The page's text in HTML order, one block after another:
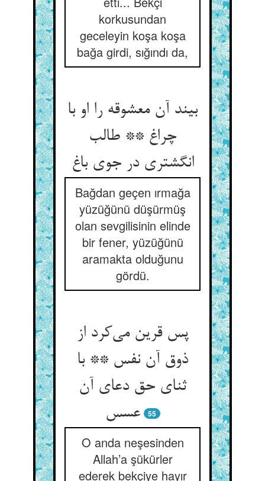
korkusundan
geceleyin koşa koşa
bağa girdi, sığındı da,
بیند آن معشوقه را او با
چراغ ** طالب
انگشتری در جوی باغ
Bağdan geçen ırmağa
yüzüğünü düşürmüş
olan sevgilisinin elinde
bir fener, yüzüğünü
aramakta olduğunu
gördü.
پس قرین می‌کرد از
ذوق آن نفس ** با
ثنای حق دعای آن
عسس
55
O anda neşesinden
Allah’a şükürler
ederek bekçiye hayır